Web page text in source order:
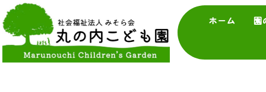
ホーム 園